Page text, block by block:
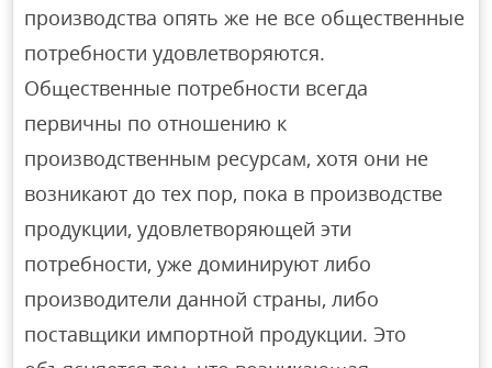
производства опять же не все общественные
потребности удовлетворяются.
Общественные потребности всегда
первичны по отношению к
производственным ресурсам, хотя они не
возникают до тех пор, пока в производстве
продукции, удовлетворяющей эти
потребности, уже доминируют либо
производители данной страны, либо
поставщики импортной продукции. Это